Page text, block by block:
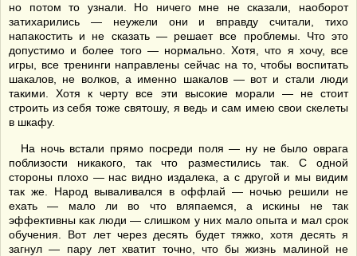
но потом то узнали. Но ничего мне не сказали, наоборот
затихарились — неужели они и вправду считали, тихо
напакостить и не сказать — решает все проблемы. Что это
допустимо и более того — нормально. Хотя, что я хочу, все
игры, все тренинги направлены сейчас на то, чтобы воспитать
шакалов, не волков, а именно шакалов — вот и стали люди
такими. Хотя к черту все эти высокие морали — не стоит
строить из себя тоже святошу, я ведь и сам имею свои скелеты
в шкафу.
На ночь встали прямо посреди поля — ну не было оврага
поблизости никакого, так что разместились так. С одной
стороны плохо — нас видно издалека, а с другой и мы видим
так же. Народ вываливался в оффлай — ночью решили не
ехать — мало ли во что вляпаемся, а искины не так
эффективны как люди — слишком у них мало опыта и мал срок
обучения. Вот лет через десять будет тяжко, хотя десять я
загнул — пару лет хватит точно, что бы жизнь малиной не